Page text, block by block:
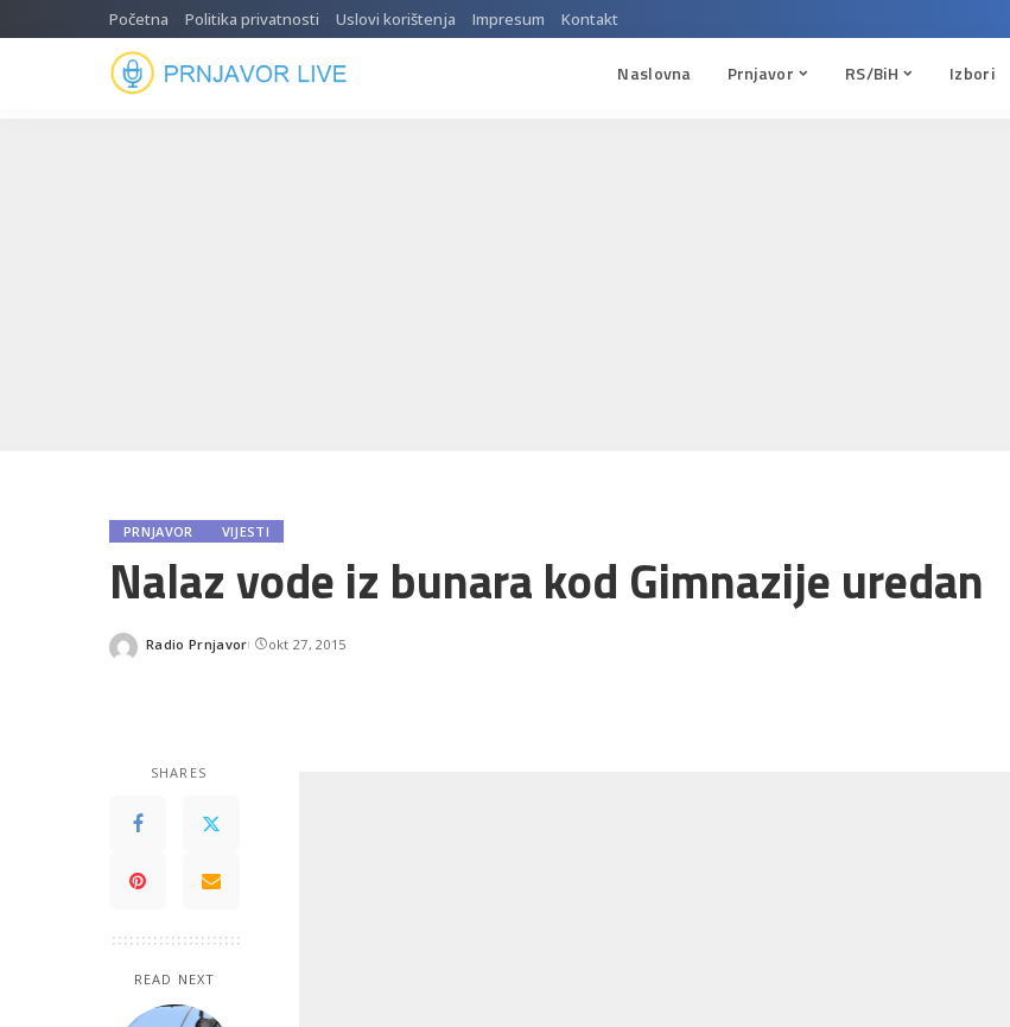
Početna Politika privatnosti Uslovi korištenja Impresum Kontakt
Naslovna Prnjavor RS/BiH Izbori
PRNJAVOR VIJESTI
Nalaz vode iz bunara kod Gimnazije uredan
Posted
Radio Prnjavor okt 27, 2015
SHARES
READ NEXT